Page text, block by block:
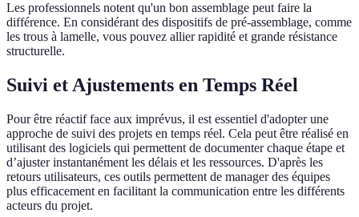
Les professionnels notent qu'un bon assemblage peut faire la
différence. En considérant des dispositifs de pré-assemblage, comme
les trous à lamelle, vous pouvez allier rapidité et grande résistance
structurelle.
Suivi et Ajustements en Temps Réel
Pour être réactif face aux imprévus, il est essentiel d'adopter une
approche de suivi des projets en temps réel. Cela peut être réalisé en
utilisant des logiciels qui permettent de documenter chaque étape et
d’ajuster instantanément les délais et les ressources. D'après les
retours utilisateurs, ces outils permettent de manager des équipes
plus efficacement en facilitant la communication entre les différents
acteurs du projet.